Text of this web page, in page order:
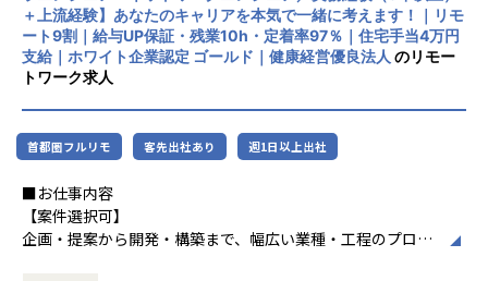
担当工程：調査・要件定義・基本設計・詳細設計・構築・製
造・テスト・リリース
担当者：30代後半・男性・入社4年目
担当工程：基本設計・詳細設計・製造・テスト・リリース
担当者：30代前半・女性・入社2年目
-- 大手コンサル会社 社内システム運用 --
使用スキル：VBA・Windows
上、育休取得率100％と、働きやすい環境づ
くりにも力を入れています。住宅手当や資格
取得支援、技術書購入補助など福利厚生も充
中長期的には「中小企業のAI開発で第一に想
起される共創カンパニー」を目指し、技術力
です。
＋上流経験】あなたのキャリアを本気で一緒に考えます！｜リモ
ート9割｜給与UP保証・残業10h・定着率97％｜住宅手当4万円
支給｜ホワイト企業認定 ゴールド｜健康経営優良法人 のリモー
トワーク求人
首都圏フルリモ 客先出社あり 週1日以上出社
■お仕事内容
【案件選択可】
企画・提案から開発・構築まで、幅広い業種・工程のプロジ